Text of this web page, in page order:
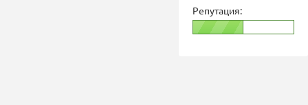
Репутация: